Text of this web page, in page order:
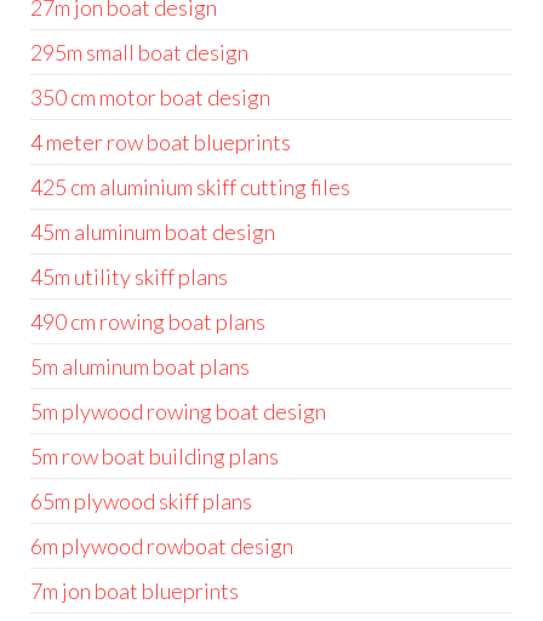
27m jon boat design
295m small boat design
350 cm motor boat design
4 meter row boat blueprints
425 cm aluminium skiff cutting files
45m aluminum boat design
45m utility skiff plans
490 cm rowing boat plans
5m aluminum boat plans
5m plywood rowing boat design
5m row boat building plans
65m plywood skiff plans
6m plywood rowboat design
7m jon boat blueprints